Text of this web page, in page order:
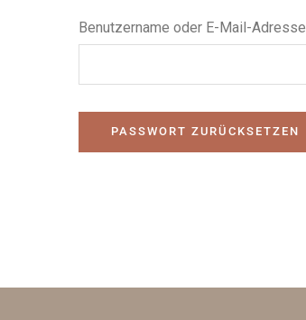
Benutzername oder E-Mail-Adresse
PASSWORT ZURÜCKSETZEN